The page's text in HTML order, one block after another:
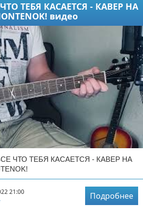
ТЕБЯ КАСАЕТСЯ - КАВЕР НА
видео
ЧТО ТЕБЯ КАСАЕТСЯ - КАВЕР НА
21:00
Подробнее